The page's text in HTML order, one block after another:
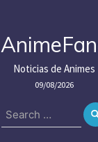
Noticias de Animes
09/08/2026
Search
for: